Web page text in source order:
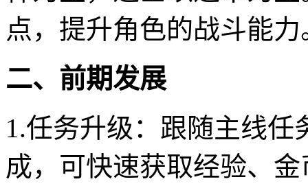
点，提升角色的战斗能力
二、前期发展
1.任务升级：跟随主线
成，可快速获取经验、